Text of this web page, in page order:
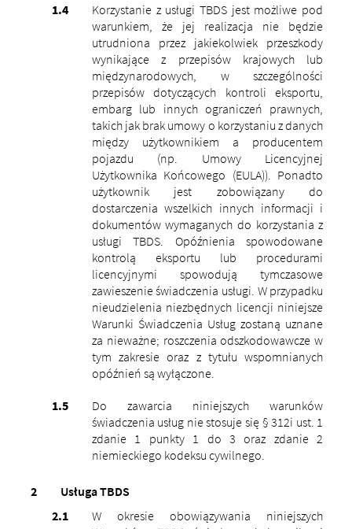
Korzystanie z usługi TBDS jest możliwe pod
warunkiem, że jej realizacja nie będzie
utrudniona przez jakiekolwiek przeszkody
wynikające z przepisów krajowych lub
międzynarodowych, w szczególności
przepisów dotyczących kontroli eksportu,
embarg lub innych ograniczeń prawnych,
takich jak brak umowy o korzystaniu z danych
między użytkownikiem a producentem
pojazdu (np. Umowy Licencyjnej
Użytkownika Końcowego (EULA)).
Ponadto
użytkownik jest zobowiązany do
dostarczenia wszelkich innych informacji i
dokumentów wymaganych do korzystania z
usługi TBDS. Opóźnienia spowodowane
kontrolą eksportu lub procedurami
licencyjnymi spowodują tymczasowe
zawieszenie świadczenia usługi. W przypadku
nieudzielenia niezbędnych licencji niniejsze
Warunki Świadczenia Usług zostaną uznane
za nieważne; roszczenia odszkodowawcze w
tym zakresie oraz z tytułu wspomnianych
opóźnień są wyłączone.
Do zawarcia niniejszych warunków
świadczenia usług nie stosuje się § 312i ust. 1
zdanie 1 punkty 1 do 3 oraz zdanie 2
niemieckiego kodeksu cywilnego.
Usługa TBDS
W okresie obowiązywania niniejszych